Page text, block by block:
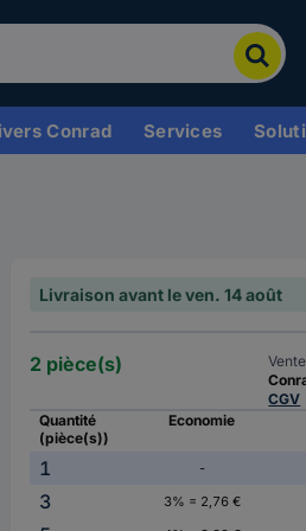
Conrad Services
Livraison avant le ven. 14 août
2 pièce(s)
CGV
Quantité
(pièce(s))
Economie
1 -
3
3% = 2,76 €